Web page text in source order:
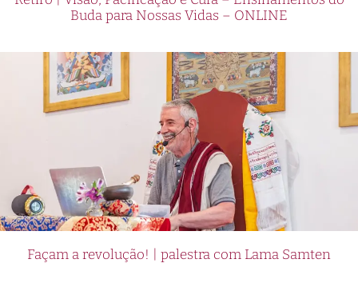
Buda para Nossas Vidas – ONLINE
Façam a revolução! | palestra com Lama Samten